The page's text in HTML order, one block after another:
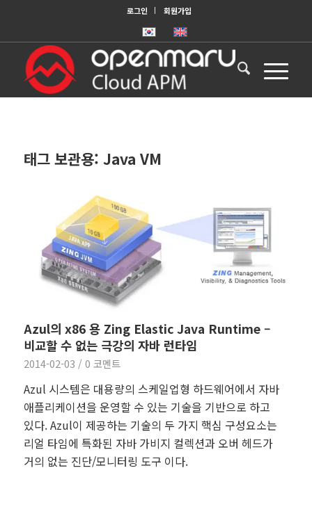
로그인 회원가입
태그 보관용: Java VM
Azul의 x86 용 Zing Elastic Java Runtime –
비교할 수 없는 극강의 자바 런타임
2014-02-03 / 0 코멘트
Azul 시스템은 대용량의 스케일업형 하드웨어에서 자바
애플리케이션을 운영할 수 있는 기술을 기반으로 하고
있다. Azul이 제공하는 기술의 두 가지 핵심 구성요소는
리얼 타임에 특화된 자바 가비지 컬렉션과 오버 헤드가
거의 없는 진단/모니터링 도구 이다.